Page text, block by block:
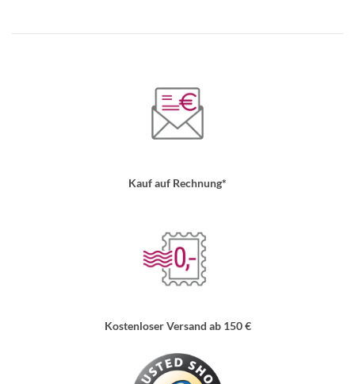
Kauf auf Rechnung*
Kostenloser Versand ab 150 €